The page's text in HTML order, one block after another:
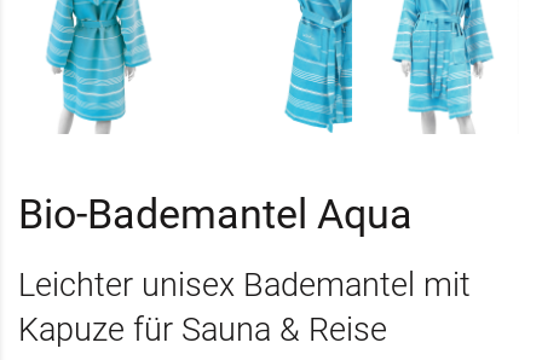
Bio-Bademantel Aqua
Leichter unisex Bademantel mit
Kapuze für Sauna & Reise